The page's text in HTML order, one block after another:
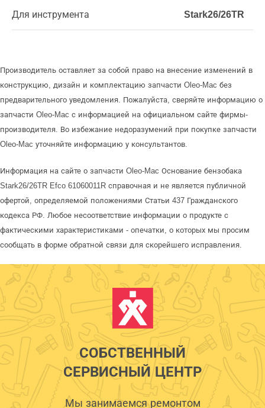
Для инструмента Stark26/26TR
Производитель оставляет за собой право на внесение изменений в
конструкцию, дизайн и комплектацию запчасти Oleo-Mac без
предварительного уведомления. Пожалуйста, сверяйте информацию о
запчасти Oleo-Mac с информацией на официальном сайте фирмы-
производителя. Во избежание недоразумений при покупке запчасти
Oleo-Mac уточняйте информацию у консультантов.
Информация на сайте о запчасти Oleo-Mac Основание бензобака
Stark26/26TR Efco 61060011R справочная и не является публичной
офертой, определяемой положениями Статьи 437 Гражданского
кодекса РФ. Любое несоответствие информации о продукте с
фактическими характеристиками - опечатки, о которых мы просим
сообщать в форме обратной связи для скорейшего исправления.
СОБСТВЕННЫЙ
СЕРВИСНЫЙ ЦЕНТР
Мы занимаемся ремонтом